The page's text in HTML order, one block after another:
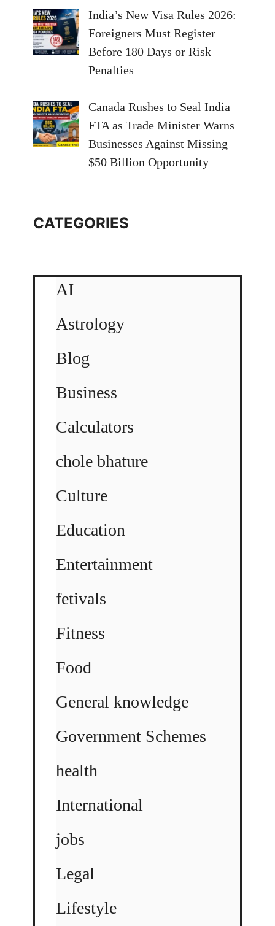
India’s New Visa Rules 2026:
Foreigners Must Register
Before 180 Days or Risk
Penalties
Canada Rushes to Seal India
FTA as Trade Minister Warns
Businesses Against Missing
$50 Billion Opportunity
CATEGORIES
AI
Astrology
Blog
Business
Calculators
chole bhature
Culture
Education
Entertainment
fetivals
Fitness
Food
General knowledge
Government Schemes
health
International
jobs
Legal
Lifestyle